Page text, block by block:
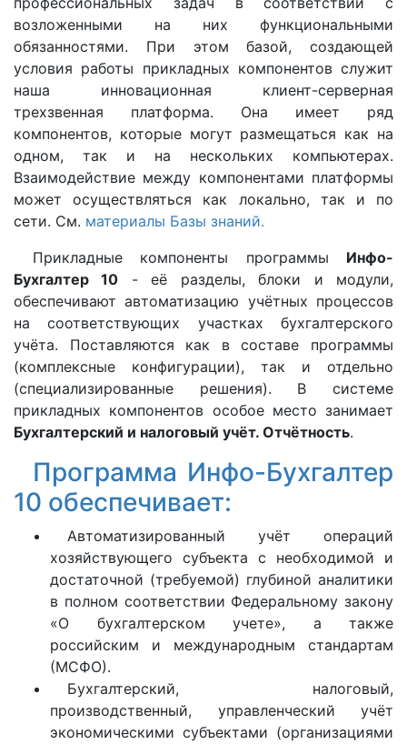
возложенными на них функциональными
обязанностями. При этом базой, создающей
условия работы прикладных компонентов служит
наша инновационная клиент-серверная
трехзвенная платформа. Она имеет ряд
компонентов, которые могут размещаться как на
одном, так и на нескольких компьютерах.
Взаимодействие между компонентами платформы
может осуществляться как локально, так и по
сети. См. материалы Базы знаний.
Прикладные компоненты программы Инфо-
Бухгалтер 10 - её разделы, блоки и модули,
обеспечивают автоматизацию учётных процессов
на соответствующих участках бухгалтерского
учёта. Поставляются как в составе программы
(комплексные конфигурации), так и отдельно
(специализированные решения). В системе
прикладных компонентов особое место занимает
Бухгалтерский и налоговый учёт. Отчётность.
Программа Инфо-Бухгалтер
10 обеспечивает:
Автоматизированный учёт операций
хозяйствующего субъекта с необходимой и
достаточной (требуемой) глубиной аналитики
в полном соответствии Федеральному закону
«О бухгалтерском учете», а также
российским и международным стандартам
(МСФО).
Бухгалтерский, налоговый,
производственный, управленческий учёт
экономическими субъектами (организациями